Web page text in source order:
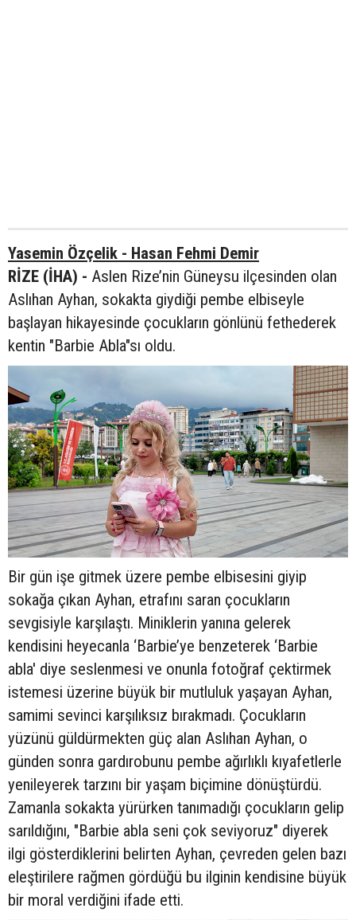
Yasemin Özçelik - Hasan Fehmi Demir
RİZE (İHA) - Aslen Rize’nin Güneysu ilçesinden olan
Aslıhan Ayhan, sokakta giydiği pembe elbiseyle
başlayan hikayesinde çocukların gönlünü fethederek
kentin "Barbie Abla"sı oldu.
Bir gün işe gitmek üzere pembe elbisesini giyip
sokağa çıkan Ayhan, etrafını saran çocukların
sevgisiyle karşılaştı. Miniklerin yanına gelerek
kendisini heyecanla ‘Barbie’ye benzeterek ‘Barbie
abla' diye seslenmesi ve onunla fotoğraf çektirmek
istemesi üzerine büyük bir mutluluk yaşayan Ayhan,
samimi sevinci karşılıksız bırakmadı. Çocukların
yüzünü güldürmekten güç alan Aslıhan Ayhan, o
günden sonra gardırobunu pembe ağırlıklı kıyafetlerle
yenileyerek tarzını bir yaşam biçimine dönüştürdü.
Zamanla sokakta yürürken tanımadığı çocukların gelip
sarıldığını, "Barbie abla seni çok seviyoruz" diyerek
ilgi gösterdiklerini belirten Ayhan, çevreden gelen bazı
eleştirilere rağmen gördüğü bu ilginin kendisine büyük
bir moral verdiğini ifade etti.